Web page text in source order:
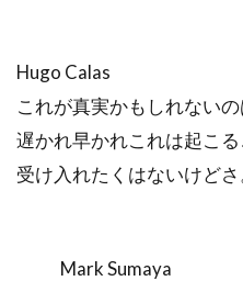
Hugo Calas
これが真実かもしれない
遅かれ早かれこれは起こる
受け入れたくはないけどさ
Mark Sumaya